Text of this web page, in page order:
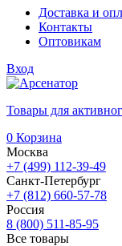
Доставка и
Контакты
Оптовикам
Вход
Товары для
0 Корзина
Москва
+7 (499) 112-39-49
Санкт-Петербург
+7 (812) 660-57-78
Россия
8 (800) 511-85-95
Все товары